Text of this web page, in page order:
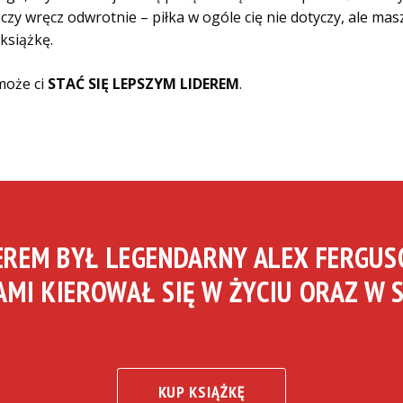
wręcz odwrotnie – piłka w ogóle cię nie dotyczy, ale
ci STAĆ SIĘ LEPSZYM LIDEREM.
BYŁ LEGENDARNY ALEX
KIEROWAŁ SIĘ W ŻYCIU ORAZ W
KUP KSIĄŻKĘ